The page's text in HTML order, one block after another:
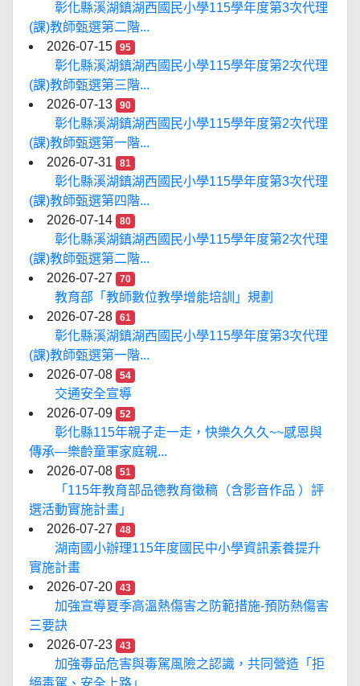
彰化縣溪湖鎮湖西國民小學115學年度第3次代理
(課)教師甄選第二階...
2026-07-15
95
彰化縣溪湖鎮湖西國民小學115學年度第2次代理
(課)教師甄選第三階...
2026-07-13
90
彰化縣溪湖鎮湖西國民小學115學年度第2次代理
(課)教師甄選第一階...
2026-07-31
81
彰化縣溪湖鎮湖西國民小學115學年度第3次代理
(課)教師甄選第四階...
2026-07-14
80
彰化縣溪湖鎮湖西國民小學115學年度第2次代理
(課)教師甄選第二階...
2026-07-27
70
教育部「教師數位教學增能培訓」規劃
2026-07-28
61
彰化縣溪湖鎮湖西國民小學115學年度第3次代理
(課)教師甄選第一階...
2026-07-08
54
交通安全宣導
2026-07-09
52
彰化縣115年親子走一走，快樂久久久~~感恩與
傳承—樂齡童軍家庭親...
2026-07-08
51
「115年教育部品德教育徵稿（含影音作品 ）評
選活動實施計畫」
2026-07-27
48
湖南國小辦理115年度國民中小學資訊素養提升
實施計畫
2026-07-20
43
加強宣導夏季高溫熱傷害之防範措施-預防熱傷害
三要訣
2026-07-23
43
加強毒品危害與毒駕風險之認識，共同營造「拒
絕毒駕、安全上路」...